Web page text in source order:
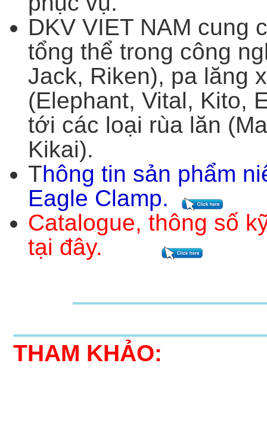
DKV VIET NAM cung
tổng thể trong công
Jack, Riken), pa lăng
(Elephant, Vital, Kito,
tới các loại rùa lăn
Kikai).
Thông tin sản phẩm
Eagle Clamp.
Catalogue, thông số
tại đây.
THAM KHẢO: